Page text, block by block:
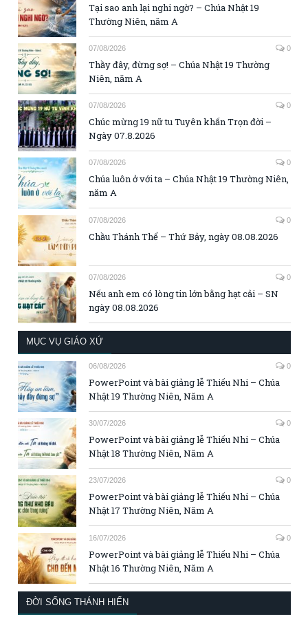
Tại sao anh lại nghi ngờ? – Chúa Nhật 19
Thường Niên, năm A
07/08/2026 0
Thầy đây, đừng sợ! – Chúa Nhật 19 Thường
Niên, năm A
07/08/2026 0
Chúc mừng 19 nữ tu Tuyên khấn Trọn đời –
Ngày 07.8.2026
07/08/2026 0
Chúa luôn ở với ta – Chúa Nhật 19 Thường Niên,
năm A
07/08/2026 0
Chầu Thánh Thể – Thứ Bảy, ngày 08.08.2026
07/08/2026 0
Nếu anh em có lòng tin lớn bằng hạt cải – SN
ngày 08.08.2026
MỤC VỤ GIÁO XỨ
06/08/2026 0
PowerPoint và bài giảng lễ Thiếu Nhi – Chúa
Nhật 19 Thường Niên, Năm A
30/07/2026 0
PowerPoint và bài giảng lễ Thiếu Nhi – Chúa
Nhật 18 Thường Niên, Năm A
23/07/2026 0
PowerPoint và bài giảng lễ Thiếu Nhi – Chúa
Nhật 17 Thường Niên, Năm A
16/07/2026 0
PowerPoint và bài giảng lễ Thiếu Nhi – Chúa
Nhật 16 Thường Niên, Năm A
ĐỜI SỐNG THÁNH HIẾN